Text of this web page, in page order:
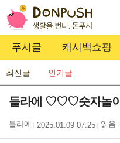
푸시글 캐시백쇼핑
최신글 인기글
들라에 ♡♡♡숫자놀이
들라에 2025.01.09 07:25